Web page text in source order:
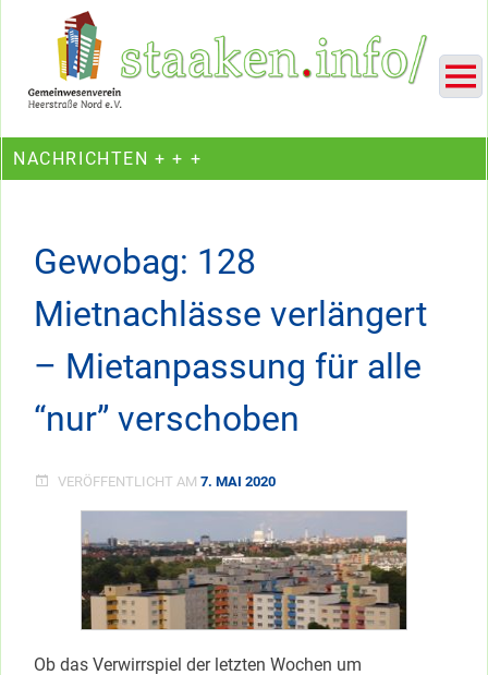
Ein Projekt des Gemeinwesenvereins Heerstraße Nord
NACHRICHTEN + + +
Gewobag: 128
Mietnachlässe verlängert
– Mietanpassung für alle
“nur” verschoben
VERÖFFENTLICHT AM 7. MAI 2020
Ob das Verwirrspiel der letzten Wochen um